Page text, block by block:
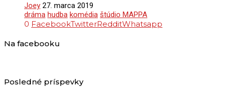
Joey 27. marca 2019
dráma hudba komédia štúdio MAPPA
0 FacebookTwitterRedditWhatsapp
Na facebooku
Posledné príspevky